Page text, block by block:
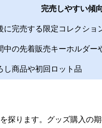
完売しやすい傾向
に完売する限定コレクショ
中の先着販売キーホルダー
し商品や初回ロット品
ります。グッズ購入の